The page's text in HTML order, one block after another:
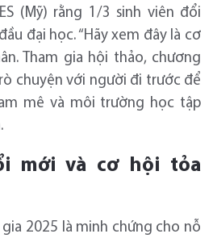
(Mỹ) rằng 1/3 sinh viên đổi
đại học. “Hãy xem đây là cơ
Tham gia hội thảo, chương
chuyện với người đi trước để
mê và môi trường học tập
mới và cơ hội tỏa
gia 2025 là minh chứng cho nỗ